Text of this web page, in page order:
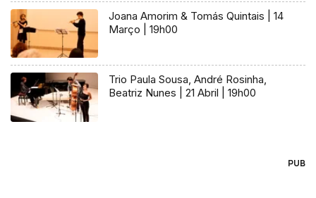
Joana Amorim & Tomás Quintais | 14
Março | 19h00
Trio Paula Sousa, André Rosinha,
Beatriz Nunes | 21 Abril | 19h00
PUB